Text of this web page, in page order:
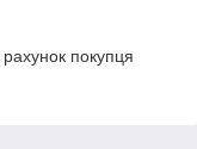
покупця